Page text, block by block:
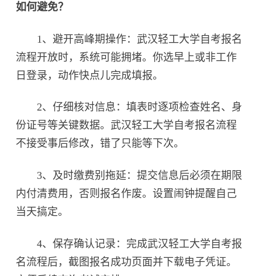
如何避免？
1、避开高峰期操作：武汉轻工大学自考报名
流程开放时，系统可能拥堵。你选早上或非工作
日登录，动作快点儿完成填报。
2、仔细核对信息：填表时逐项检查姓名、身
份证号等关键数据。武汉轻工大学自考报名流程
不接受事后修改，错了只能等下次。
3、及时缴费别拖延：提交信息后必须在期限
内付清费用，否则报名作废。设置闹钟提醒自己
当天搞定。
4、保存确认记录：完成武汉轻工大学自考报
名流程后，截图报名成功页面并下载电子凭证。